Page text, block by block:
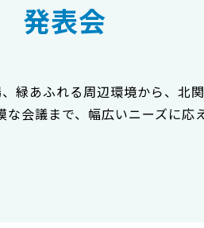
発表会
緑あふれる周辺環境から、北
会議まで、幅広いニーズに